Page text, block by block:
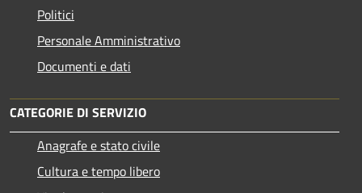
Politici
Personale Amministrativo
Documenti e dati
CATEGORIE DI SERVIZIO
Anagrafe e stato civile
Cultura e tempo libero